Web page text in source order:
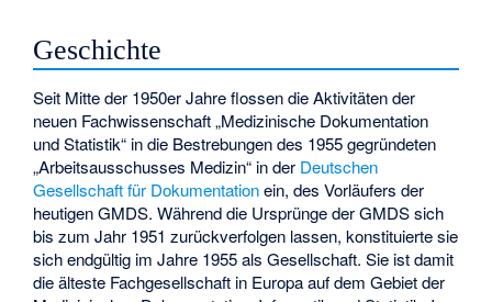
Geschichte
Seit Mitte der 1950er Jahre flossen die Aktivitäten der
neuen Fachwissenschaft „Medizinische Dokumentation
und Statistik“ in die Bestrebungen des 1955 gegründeten
„Arbeitsausschusses Medizin“ in der Deutschen
Gesellschaft für Dokumentationein, des Vorläufers der
heutigen GMDS. Während die Ursprünge der GMDS sich
bis zum Jahr 1951 zurückverfolgen lassen, konstituierte sie
sich endgültig im Jahre 1955 als Gesellschaft. Sie ist damit
die älteste Fachgesellschaft in Europa auf dem Gebiet der